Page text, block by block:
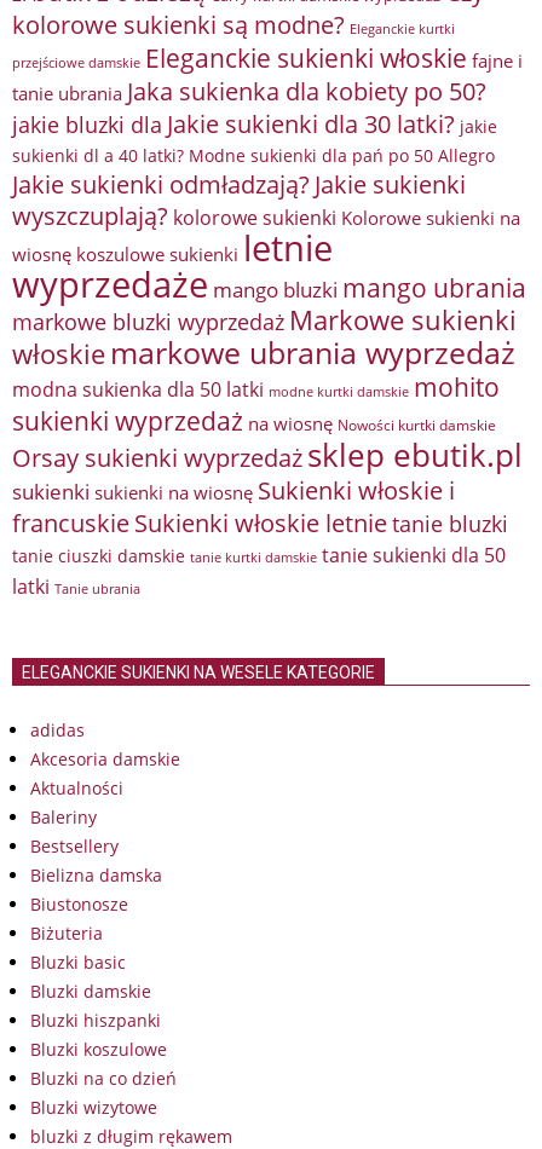
kolorowe sukienki są modne? Eleganckie kurtki
przejściowe damskie Eleganckie sukienki włoskie fajne i
tanie ubrania Jaka sukienka dla kobiety po 50?
jakie bluzki dla Jakie sukienki dla 30 latki? jakie
sukienki dl a 40 latki? Modne sukienki dla pań po 50 Allegro
Jakie sukienki odmładzają? Jakie sukienki
wyszczuplają? kolorowe sukienki Kolorowe sukienki na
wiosnę koszulowe sukienki letnie
wyprzedaże mango bluzki mango ubrania
markowe bluzki wyprzedaż Markowe sukienki
włoskie markowe ubrania wyprzedaż
modna sukienka dla 50 latki modne kurtki damskie mohito
sukienki wyprzedaż na wiosnę Nowości kurtki damskie
Orsay sukienki wyprzedażsklep ebutik.pl
sukienki sukienki na wiosnę Sukienki włoskie i
francuskieSukienki włoskie letnietanie bluzki
tanie ciuszki damskie tanie kurtki damskie tanie sukienki dla 50
latki Tanie ubrania
ELEGANCKIE SUKIENKI NA WESELE KATEGORIE
adidas
Akcesoria damskie
Aktualności
Baleriny
Bestsellery
Bielizna damska
Biustonosze
Biżuteria
Bluzki basic
Bluzki damskie
Bluzki hiszpanki
Bluzki koszulowe
Bluzki na co dzień
Bluzki wizytowe
bluzki z długim rękawem